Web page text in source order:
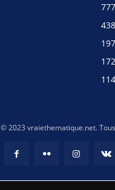
777
438
197
172
114
© 2023 vraiethematique.net.